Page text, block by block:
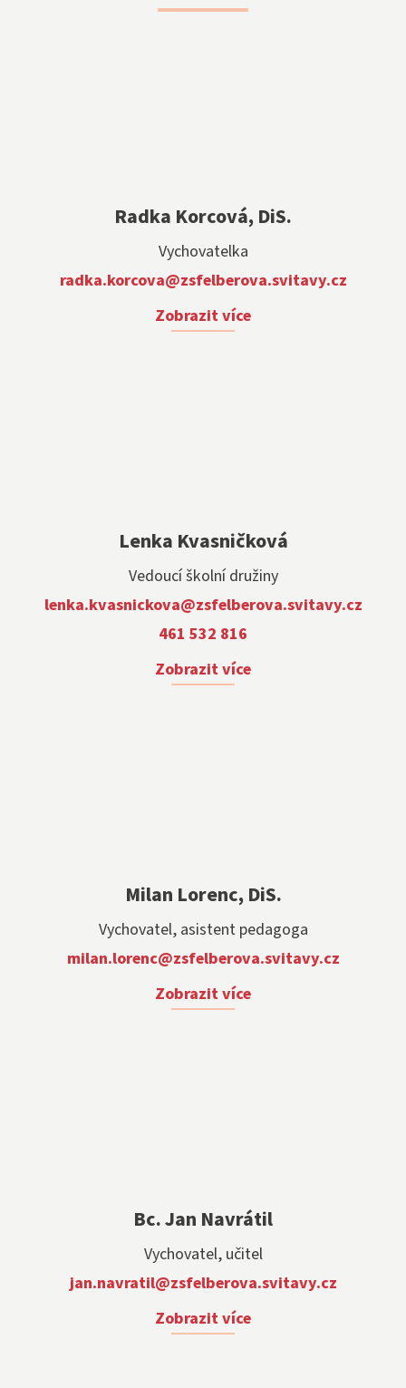
Radka Korcová, DiS.
Vychovatelka
radka.korcova@zsfelberova.svitavy.cz
Zobrazit více
Lenka Kvasničková
Vedoucí školní družiny
lenka.kvasnickova@zsfelberova.svitavy.cz
461 532 816
Zobrazit více
Milan Lorenc, DiS.
Vychovatel, asistent pedagoga
milan.lorenc@zsfelberova.svitavy.cz
Zobrazit více
Bc. Jan Navrátil
Vychovatel, učitel
jan.navratil@zsfelberova.svitavy.cz
Zobrazit více